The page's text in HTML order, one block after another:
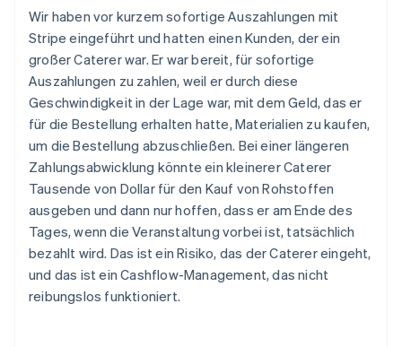
Wir haben vor kurzem sofortige Auszahlungen mit
Stripe eingeführt und hatten einen Kunden, der ein
großer Caterer war. Er war bereit, für sofortige
Auszahlungen zu zahlen, weil er durch diese
Geschwindigkeit in der Lage war, mit dem Geld, das er
für die Bestellung erhalten hatte, Materialien zu kaufen,
um die Bestellung abzuschließen. Bei einer längeren
Zahlungsabwicklung könnte ein kleinerer Caterer
Tausende von Dollar für den Kauf von Rohstoffen
ausgeben und dann nur hoffen, dass er am Ende des
Tages, wenn die Veranstaltung vorbei ist, tatsächlich
bezahlt wird. Das ist ein Risiko, das der Caterer eingeht,
und das ist ein Cashflow-Management, das nicht
reibungslos funktioniert.